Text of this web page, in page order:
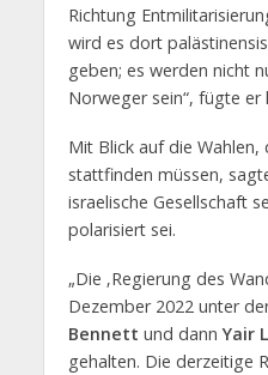
Richtung
wird es dort
geben; es werden nicht
Norweger sein“, fügte er
Mit Blick auf die
stattfinden müssen,
israelische Gesellschaft
polarisiert sei.
„Die ‚Regierung des
Dezember 2022 unter
Bennett und dannYair
gehalten. Die derzeitige